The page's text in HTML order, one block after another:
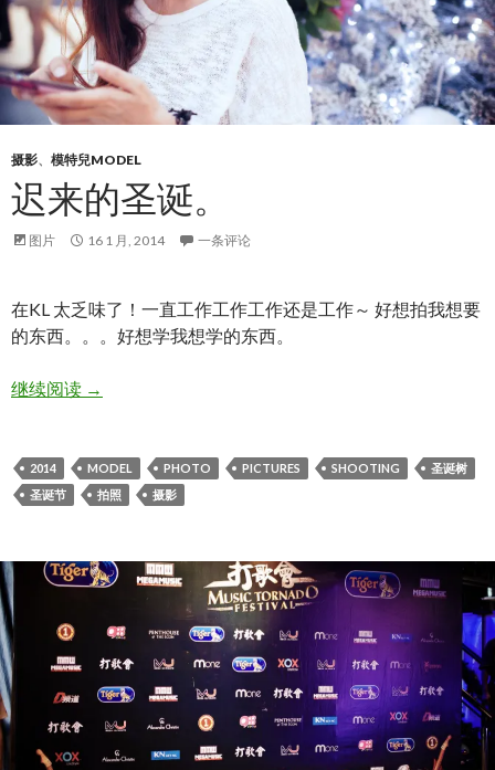
摄影、 模特兒MODEL
迟来的圣诞。
图片 16 1 月, 2014 一条评论
在KL 太乏味了！一直工作工作工作还是工作～ 好想拍我想要
的东西。。。好想学我想学的东西。
继续阅读迟来的圣诞。
→
2014 MODEL PHOTO PICTURES SHOOTING
圣诞树
圣诞节
拍照 摄影